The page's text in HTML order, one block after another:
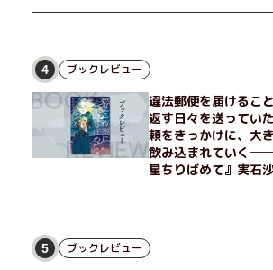
4 ブックレビュー
違法郵便を届けるこ
返す日々を送ってい
頼をきっかけに、大
飲み込まれていく
星ちりばめて』実石
5 ブックレビュー